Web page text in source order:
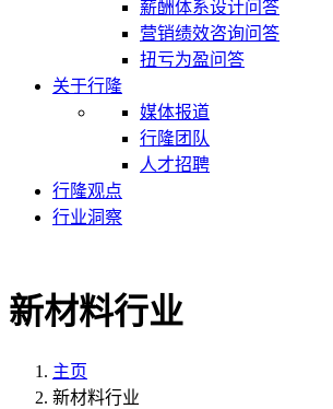
薪酬体系设计问答
营销绩效咨询问答
扭亏为盈问答
关于行隆
媒体报道
行隆团队
人才招聘
行隆观点
行业洞察
新材料行业
主页
新材料行业